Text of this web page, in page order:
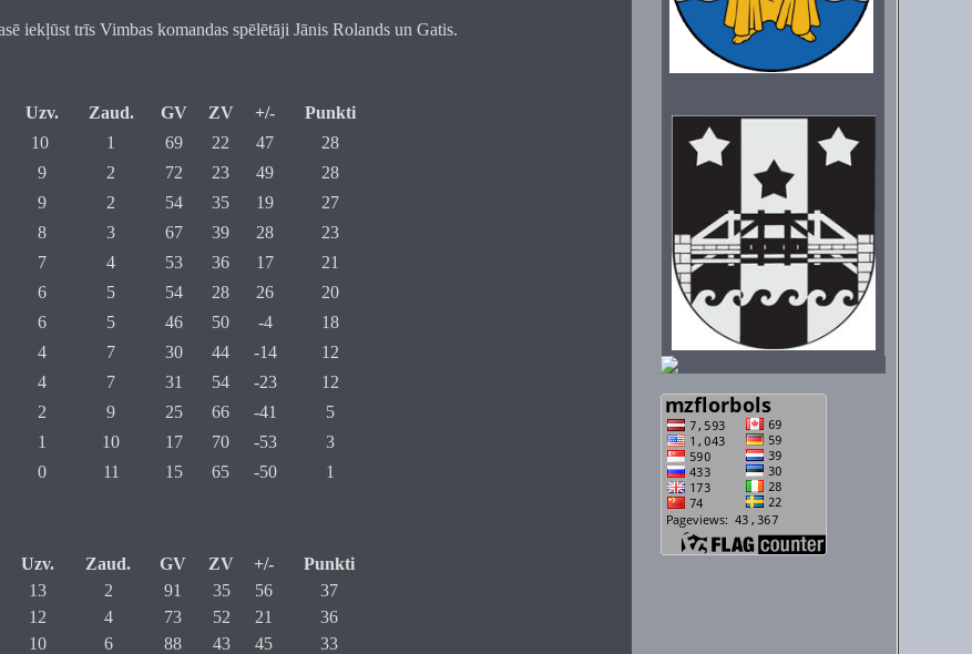
iekļūst trīs Vimbas komandas spēlētāji Jānis Rolands un Gatis.
Uzv. Zaud. GV ZV +/-
Punkti
10 1 69 22 47
28
9 2 72 23 49
28
9 2 54 35 19
27
8 3 67 39 28
23
7 4 53 36 17
21
6 5 54 28 26
20
6 5 46 50 -4
18
4 7 30 44 -14
12
4 7 31 54 -23
12
2 9 25 66 -41
5
1 10 17 70 -53
3
0 11 15 65 -50 1
Uzv. Zaud. GV ZV +/-
Punkti
13 2 91 35 56
37
12 4 73 52 21
36
10 6 88 43 45
33